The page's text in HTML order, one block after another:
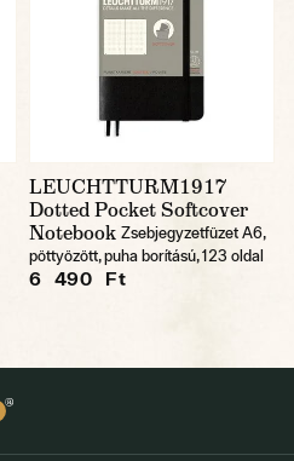
LEUCHTTURM1917
Dotted Pocket Softcover
Notebook Zsebjegyzetfüzet A6,
pöttyözött, puha borítású, 123 oldal
6 490 Ft